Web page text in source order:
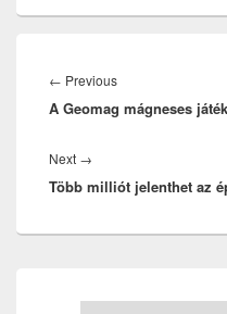
navigáció
← PreviousPrevious
post:
A Geomag mágneses
Next →
post:
Több milliót jelenthet az